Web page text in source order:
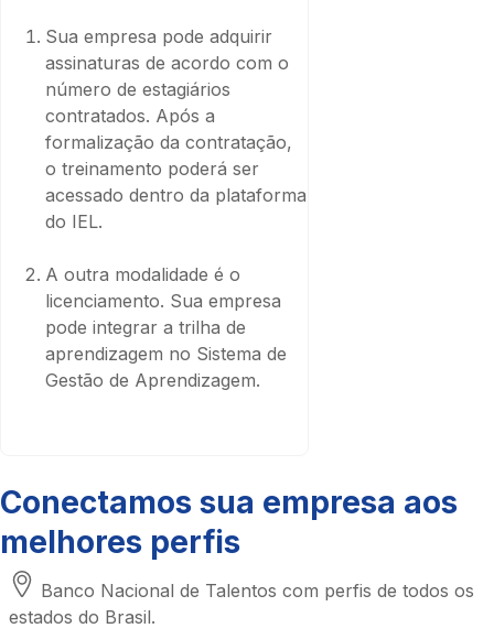
Sua empresa pode adquirir
assinaturas de acordo com o
número de estagiários
contratados. Após a
formalização da contratação,
o treinamento poderá ser
acessado dentro da plataforma
do IEL.
A outra modalidade é o
licenciamento. Sua empresa
pode integrar a trilha de
aprendizagem no Sistema de
Gestão de Aprendizagem.
Conectamos sua empresa aos
melhores perfis
Banco Nacional de Talentos com perfis de todos os
estados do Brasil.